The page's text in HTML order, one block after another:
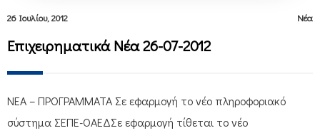
26 Ιουλίου, 2012 Νέα
Επιχειρηματικά Νέα 26-07-2012
ΝΕΑ – ΠΡΟΓΡΑΜΜΑΤΑ Σε εφαρμογή το νέο πληροφοριακό
σύστημα ΣΕΠΕ-ΟΑΕΔΣε εφαρμογή τίθεται το νέο